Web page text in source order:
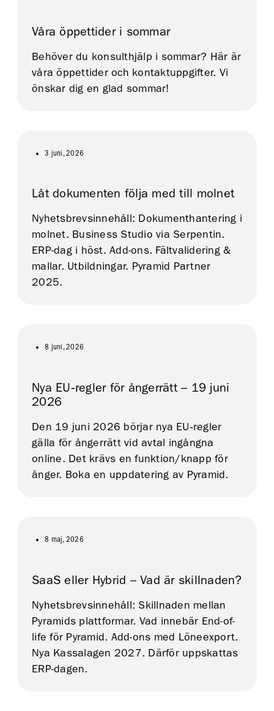
Våra öppettider i sommar
Behöver du konsulthjälp i sommar? Här är
våra öppettider och kontaktuppgifter. Vi
önskar dig en glad sommar!
3 juni, 2026
Låt dokumenten följa med till molnet
Nyhetsbrevsinnehåll: Dokumenthantering i
molnet. Business Studio via Serpentin.
ERP-dag i höst. Add-ons. Fältvalidering &
mallar. Utbildningar. Pyramid Partner
2025.
8 juni, 2026
Nya EU‑regler för ångerrätt – 19 juni
2026
Den 19 juni 2026 börjar nya EU‑regler
gälla för ångerrätt vid avtal ingångna
online. Det krävs en funktion/knapp för
ånger. Boka en uppdatering av Pyramid.
8 maj, 2026
SaaS eller Hybrid – Vad är skillnaden?
Nyhetsbrevsinnehåll: Skillnaden mellan
Pyramids plattformar. Vad innebär End-of-
life för Pyramid. Add-ons med Löneexport.
Nya Kassalagen 2027. Därför uppskattas
ERP-dagen.